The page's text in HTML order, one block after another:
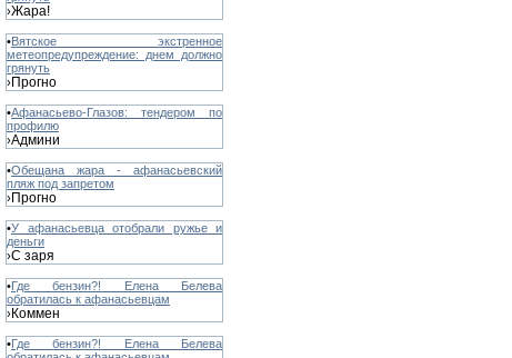
›Жара!
•Вятское экстренное
метеопредупреждение: днем должно
грянуть
›Прогно
•Афанасьево-Глазов: тендером по
профилю
›Админи
•Обещана жара - афанасьевский
пляж под запретом
›Прогно
•У афанасьевца отобрали ружье и
деньги
›С заря
•Где бензин?! Елена Белева
обратилась к афанасьевцам
›Коммен
•Где бензин?! Елена Белева